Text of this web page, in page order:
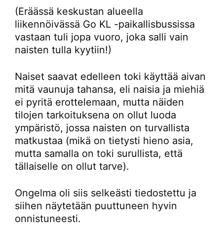
(Eräässä keskustan alueella
liikennöivässä Go KL -paikallisbussissa
vastaan tuli jopa vuoro, joka salli vain
naisten tulla kyytiin!)
Naiset saavat edelleen toki käyttää aivan
mitä vaunuja tahansa, eli naisia ja miehiä
ei pyritä erottelemaan, mutta näiden
tilojen tarkoituksena on ollut luoda
ympäristö, jossa naisten on turvallista
matkustaa (mikä on tietysti hieno asia,
mutta samalla on toki surullista, että
tällaiselle on ollut tarve).
Ongelma oli siis selkeästi tiedostettu ja
siihen näytetään puuttuneen hyvin
onnistuneesti.